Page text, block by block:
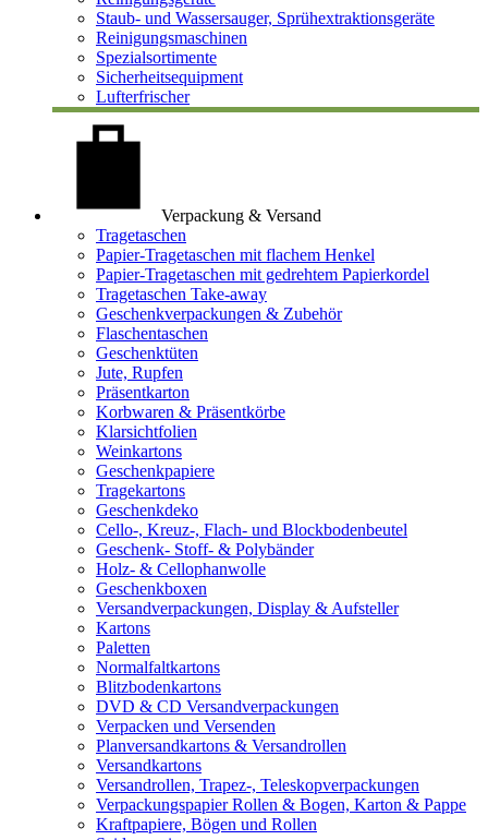
Staub- und Wassersauger, Sprühextraktionsgeräte
Reinigungsmaschinen
Spezialsortimente
Sicherheitsequipment
Lufterfrischer
Verpackung & Versand
Tragetaschen
Papier-Tragetaschen mit flachem Henkel
Papier-Tragetaschen mit gedrehtem Papierkordel
Tragetaschen Take-away
Geschenkverpackungen & Zubehör
Flaschentaschen
Geschenktüten
Jute, Rupfen
Präsentkarton
Korbwaren & Präsentkörbe
Klarsichtfolien
Weinkartons
Geschenkpapiere
Tragekartons
Geschenkdeko
Cello-, Kreuz-, Flach- und Blockbodenbeutel
Geschenk- Stoff- & Polybänder
Holz- & Cellophanwolle
Geschenkboxen
Versandverpackungen, Display & Aufsteller
Kartons
Paletten
Normalfaltkartons
Blitzbodenkartons
DVD & CD Versandverpackungen
Verpacken und Versenden
Planversandkartons & Versandrollen
Versandkartons
Versandrollen, Trapez-, Teleskopverpackungen
Verpackungspapier Rollen & Bogen, Karton & Pappe
Kraftpapiere, Bögen und Rollen